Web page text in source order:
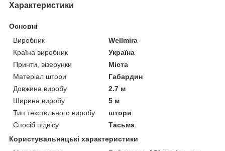
Характеристики
Основні
Виробник
Wellmira
Країна виробник
Україна
Принти, візерунки
Міста
Матеріал штори
Габардин
Довжина виробу
2.7 м
Ширина виробу
5 м
Тип текстильного виробу
штори
Спосіб підвісу
Тасьма
Користувальницькі характеристики